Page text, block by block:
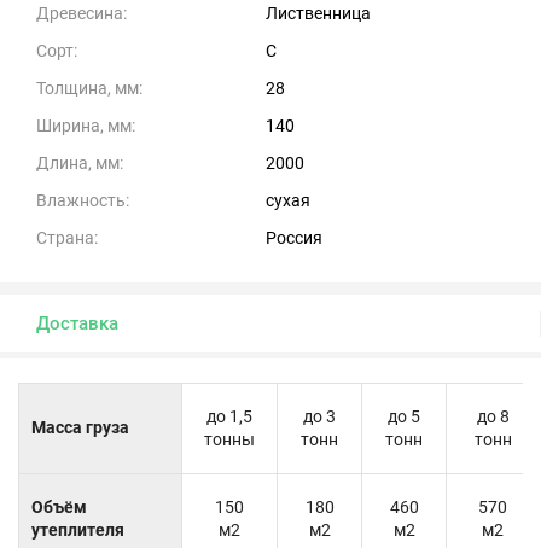
Древесина:
Лиственница
Сорт:
С
Толщина, мм:
28
Ширина, мм:
140
Длина, мм:
2000
Влажность:
сухая
Страна:
Россия
Доставка
Масса груза
до 1,5
тонны
до 3
тонн
до 5
тонн
до 8
тонн
Объём
утеплителя
150
м2
180
м2
460
м2
570
м2